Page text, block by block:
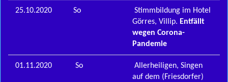
25.10.2020 So
Stimmbildung im Hotel
Görres, Villip. Entfällt
wegen Corona-
Pandemie
01.11.2020 So
Allerheiligen, Singen
auf dem (Friesdorfer)